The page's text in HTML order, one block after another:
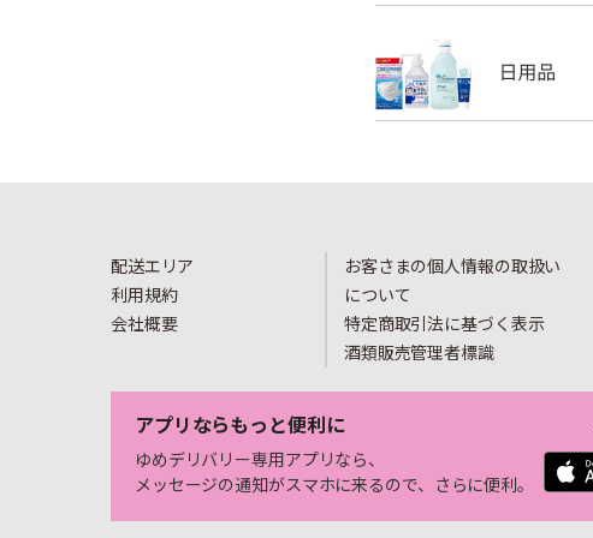
配送エリア
利用規約
会社概要
お客さまの個人情報の取扱い
について
特定商取引法に基づく表示
酒類販売管理者標識
アプリならもっと便利に
ゆめデリバリー専用アプリなら、
メッセージの通知がスマホに来るので、さらに便利。